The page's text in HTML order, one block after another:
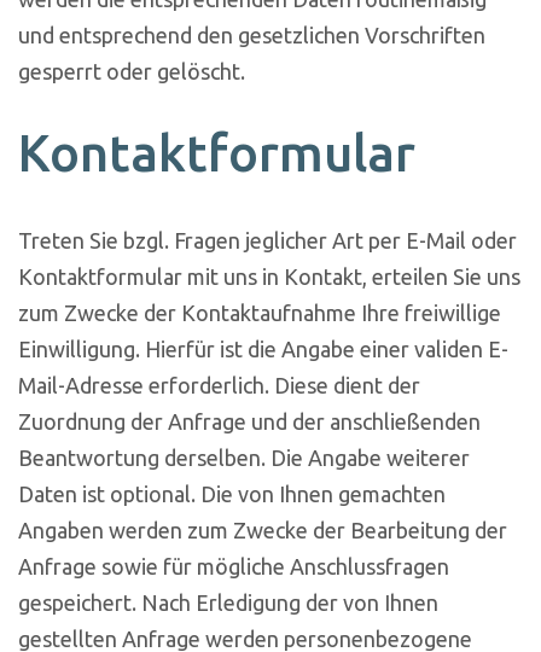
und entsprechend den gesetzlichen Vorschriften
gesperrt oder gelöscht.
Kontaktformular
Treten Sie bzgl. Fragen jeglicher Art per E-Mail oder
Kontaktformular mit uns in Kontakt, erteilen Sie uns
zum Zwecke der Kontaktaufnahme Ihre freiwillige
Einwilligung. Hierfür ist die Angabe einer validen E-
Mail-Adresse erforderlich. Diese dient der
Zuordnung der Anfrage und der anschließenden
Beantwortung derselben. Die Angabe weiterer
Daten ist optional. Die von Ihnen gemachten
Angaben werden zum Zwecke der Bearbeitung der
Anfrage sowie für mögliche Anschlussfragen
gespeichert. Nach Erledigung der von Ihnen
gestellten Anfrage werden personenbezogene